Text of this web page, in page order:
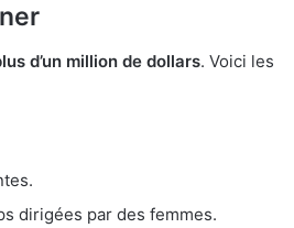
d’un million de dollars. Voici les
dirigées par des femmes.